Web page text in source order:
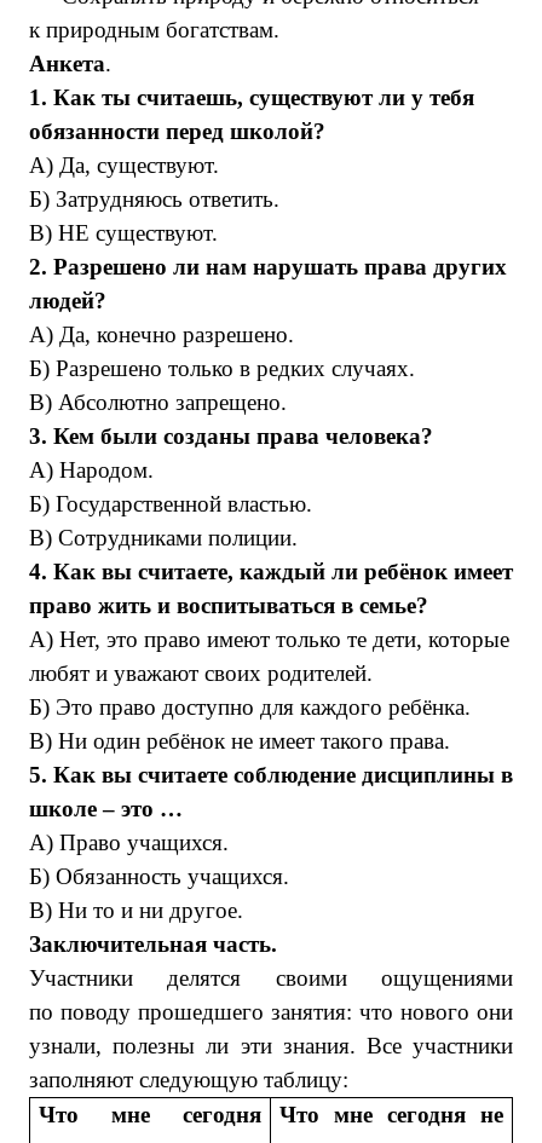
к природным богатствам.
Анкета.
1. Как ты считаешь, существуют ли у тебя
обязанности перед школой?
А) Да, существуют.
Б) Затрудняюсь ответить.
В) НЕ существуют.
2. Разрешено ли нам нарушать права других
людей?
А) Да, конечно разрешено.
Б) Разрешено только в редких случаях.
В) Абсолютно запрещено.
3. Кем были созданы права человека?
А) Народом.
Б) Государственной властью.
В) Сотрудниками полиции.
4. Как вы считаете, каждый ли ребёнок имеет
право жить и воспитываться в семье?
А) Нет, это право имеют только те дети, которые
любят и уважают своих родителей.
Б) Это право доступно для каждого ребёнка.
В) Ни один ребёнок не имеет такого права.
5. Как вы считаете соблюдение дисциплины в
школе – это …
А) Право учащихся.
Б) Обязанность учащихся.
В) Ни то и ни другое.
Заключительная часть.
Участники делятся своими ощущениями
по поводу прошедшего занятия: что нового они
узнали, полезны ли эти знания. Все участники
заполняют следующую таблицу:
Что мне сегодня
Что мне сегодня не